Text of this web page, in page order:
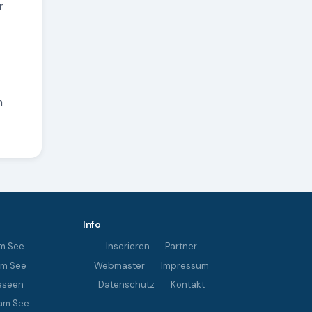
See
See
See
Info
Inserieren
Partner
Webmaster
Impressum
Datenschutz
Kontakt